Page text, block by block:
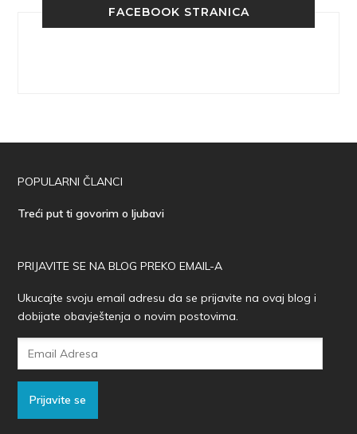
FACEBOOK STRANICA
POPULARNI ČLANCI
Treći put ti govorim o ljubavi
PRIJAVITE SE NA BLOG PREKO EMAIL-A
Ukucajte svoju email adresu da se prijavite na ovaj blog i
dobijate obavještenja o novim postovima.
Prijavite se